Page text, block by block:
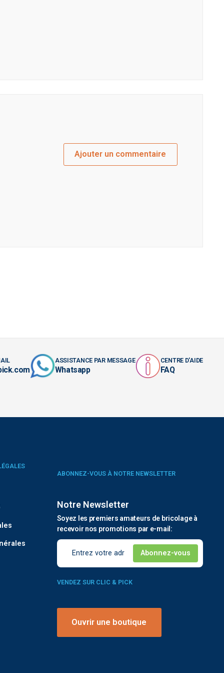
Ajouter un commentaire
ASSISTANCE PAR MESSAGE
Whatsapp
CENTRE D'AIDE
FAQ
ABONNEZ-VOUS À NOTRE NEWSLETTER
Notre Newsletter
Soyez les premiers amateurs de bricolage à
recevoir nos promotions par e-mail:
VENDEZ SUR CLIC & PICK
Ouvrir une boutique